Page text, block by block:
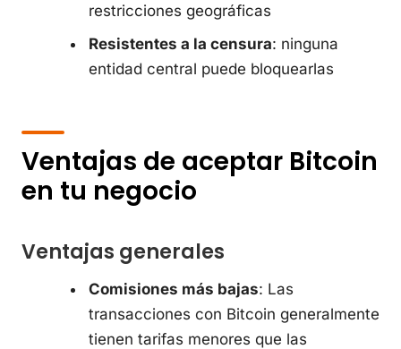
restricciones geográficas
Resistentes a la censura: ninguna
entidad central puede bloquearlas
Ventajas de aceptar Bitcoin
en tu negocio
Ventajas generales
Comisiones más bajas: Las
transacciones con Bitcoin generalmente
tienen tarifas menores que las